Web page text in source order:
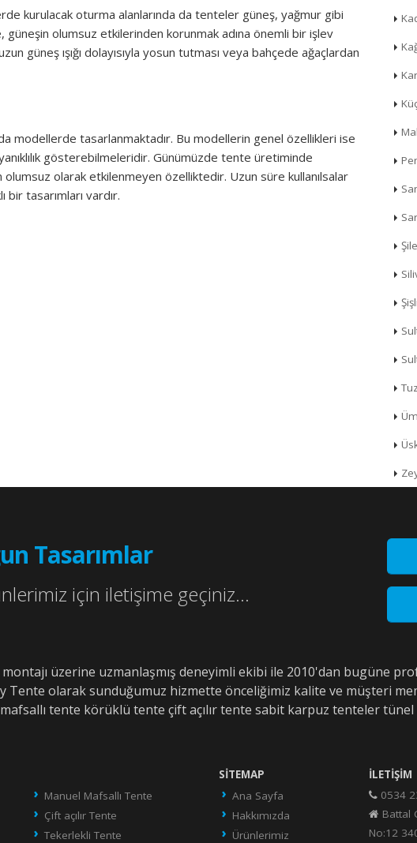
kurulacak oturma alanlarında da tenteler güneş, yağmur gibi
olumsuz etkilerinden korunmak adına önemli bir işlev
güneş ışığı dolayısıyla yosun tutması veya bahçede ağaçlardan
modellerde tasarlanmaktadır. Bu modellerin genel özellikleri ise
gösterebilmeleridir. Günümüzde tente üretiminde
olarak etkilenmeyen özelliktedir. Uzun süre kullanılsalar
bir tasarımları vardır.
Tasarımlar
için iletişime geçiniz...
üzerine uzmanlaşmış deneyimli ekibi ile 2010'dan bugüne
Tente olarak sunduğumuz hizmette önceliğimiz kalite ve müşteri
tente körüklü tente çift açılır tente sabit karpuz tenteler tünel
Manuel Mafsallı Tente
Çift açılır Tente
Tekerlekli Tente
SITEMAP
Ana Sayfa
Hakkımızda
Ürünlerimiz
İLETIŞIM
0534
Battal
No:12